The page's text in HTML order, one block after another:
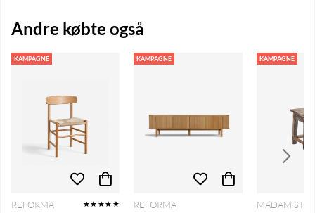
Andre købte også
KAMPAGNE
REFORMA ★★★★★
KAMPAGNE
REFORMA
KAMPAGNE
MADAM